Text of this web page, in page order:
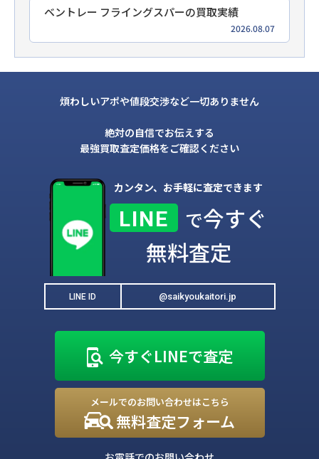
ベントレー フライングスパーの買取実績
2026.08.07
煩わしいアポや値段交渉など一切ありません
絶対の自信でお伝えする
最強買取査定価格をご確認ください
カンタン、お手軽に査定できます
LINE で今すぐ
無料査定
LINE ID @saikyoukaitori.jp
今すぐLINEで査定
メールでのお問い合わせはこちら
無料査定フォーム